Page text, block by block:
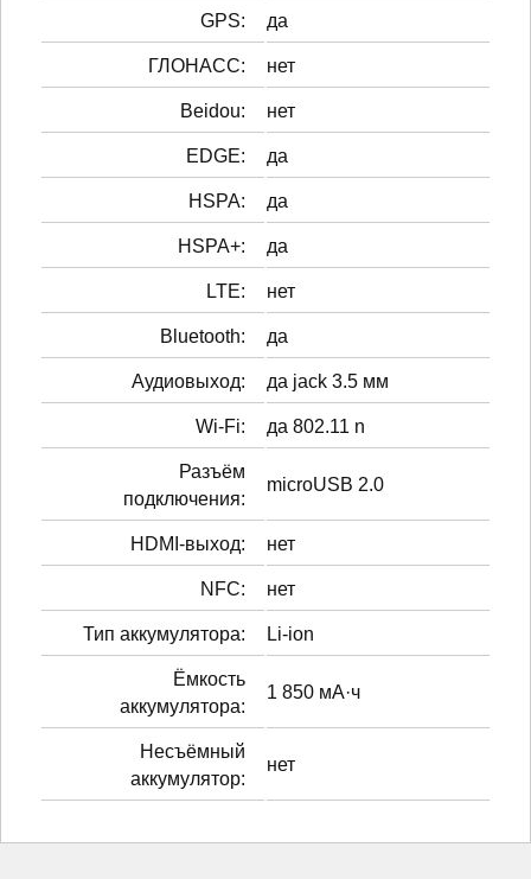
GPS: да
ГЛОНАСС: нет
Beidou: нет
EDGE: да
HSPA: да
HSPA+: да
LTE: нет
Bluetooth: да
Аудиовыход: да jack 3.5 мм
Wi-Fi: да 802.11 n
Разъём
подключения:
microUSB 2.0
HDMI-выход: нет
NFC: нет
Тип аккумулятора: Li-ion
Ёмкость
аккумулятора:
1 850 мА·ч
Несъёмный
аккумулятор:
нет